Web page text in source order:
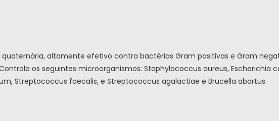
altamente efetivo contra bactérias Gram positivas e Gram
os seguintes microorganismos: Staphylococcus aureus, Escherichia
Streptococcus faecalis, e Streptococcus agalactiae e Brucella abortus.